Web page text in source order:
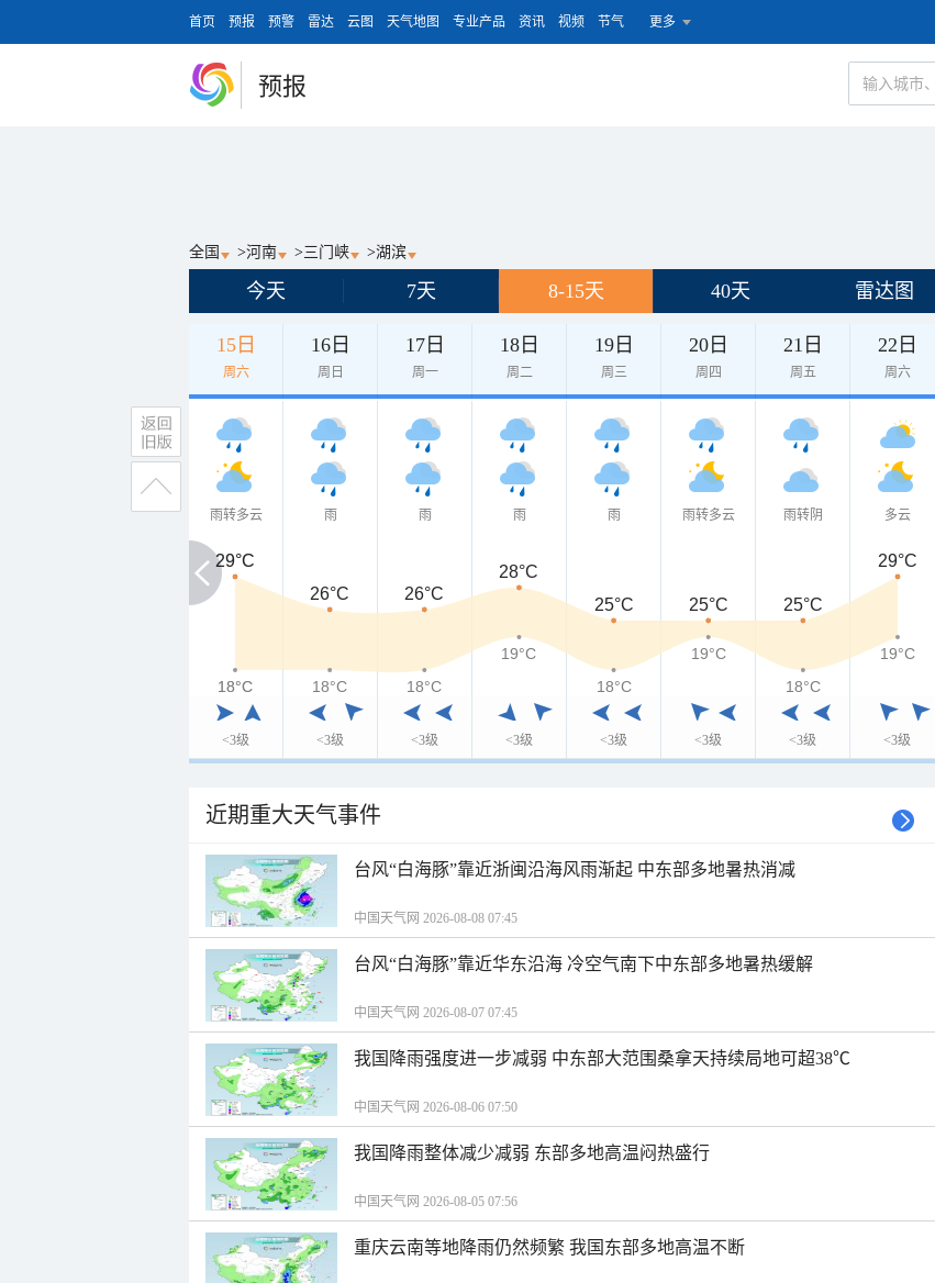
首页 预报 预警 雷达 云图 天气地图 专业产品 资讯 视频 节气 更多
预报
全国 >河南 >三门峡 >湖滨
今天 7天 8-15天 40天 雷达图
15日
周六
16日
周日
17日
周一
18日
周二
19日
周三
20日
周四
21日
周五
22日
周六
雨转多云
<3级
雨
<3级
雨
<3级
雨
<3级
雨
<3级
雨转多云
<3级
雨转阴
<3级
多云
<3级
29°C
29°C
26°C
26°C
28°C
25°C
25°C 25°C
29°C
18°C
18°C 18°C 18°C
19°C
18°C
19°C
18°C
19°C
近期重大天气事件
台风“白海豚”靠近浙闽沿海风雨渐起 中东部多地暑热消减
中国天气网 2026-08-08 07:45
台风“白海豚”靠近华东沿海 冷空气南下中东部多地暑热缓解
中国天气网 2026-08-07 07:45
我国降雨强度进一步减弱 中东部大范围桑拿天持续局地可超38℃
中国天气网 2026-08-06 07:50
我国降雨整体减少减弱 东部多地高温闷热盛行
中国天气网 2026-08-05 07:56
重庆云南等地降雨仍然频繁 我国东部多地高温不断